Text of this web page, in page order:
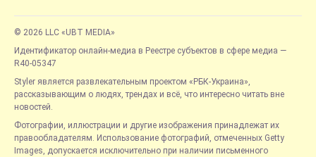
© 2026 LLC «UBT MEDIA»
Идентификатор онлайн-медиа в Реестре субъектов в сфере медиа —
R40-05347
Styler является развлекательным проектом «РБК-Украина»,
рассказывающим о людях, трендах и всё, что интересно читать вне
новостей.
Фотографии, иллюстрации и другие изображения принадлежат их
правообладателям. Использование фотографий, отмеченных Getty
Images, допускается исключительно при наличии письменного